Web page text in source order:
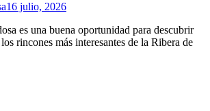
16 julio, 2026
es una buena oportunidad para descubrir
rincones más interesantes de la Ribera de